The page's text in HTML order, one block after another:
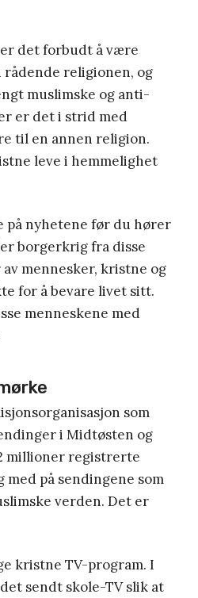
det forbudt å være
religionen, og
muslimske og anti-
er det i strid med
til en annen religion.
leve i hemmelighet
på nyhetene før du hører
borgerkrig fra disse
mennesker, kristne og
for å bevare livet sitt.
menneskene med
som
i Midtøsten og
millioner registrerte
på sendingene som
verden. Det er
kristne TV-program. I
sendt skole-TV slik at